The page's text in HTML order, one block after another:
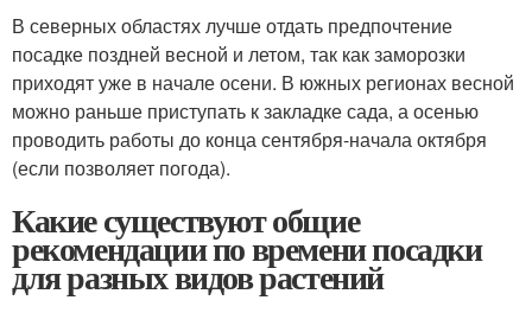
В северных областях лучше отдать предпочтение
посадке поздней весной и летом, так как заморозки
приходят уже в начале осени. В южных регионах весной
можно раньше приступать к закладке сада, а осенью
проводить работы до конца сентября-начала октября
(если позволяет погода).
Какие существуют общие
рекомендации по времени посадки
для разных видов растений